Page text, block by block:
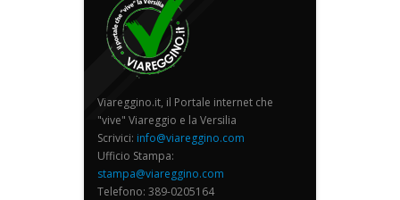
Viareggino.it, il Portale internet che
"vive" Viareggio e la Versilia
Scrivici: info@viareggino.com
Ufficio Stampa:
stampa@viareggino.com
Telefono: 389-0205164